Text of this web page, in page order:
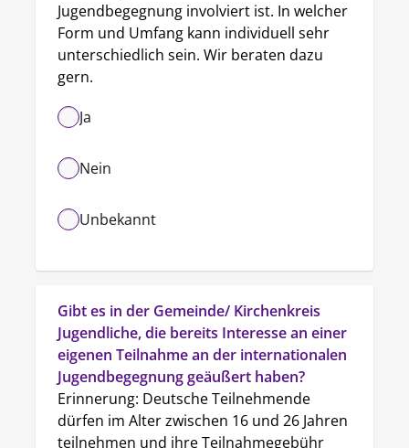
Jugendbegegnung involviert ist. In welcher
Form und Umfang kann individuell sehr
unterschiedlich sein. Wir beraten dazu
gern.
Ja
Nein
Unbekannt
Gibt es in der Gemeinde/ Kirchenkreis
Jugendliche, die bereits Interesse an einer
eigenen Teilnahme an der internationalen
Jugendbegegnung geäußert haben?
Erinnerung: Deutsche Teilnehmende
dürfen im Alter zwischen 16 und 26 Jahren
teilnehmen und ihre Teilnahmegebühr